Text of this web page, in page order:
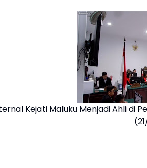
Kejati Maluku Menjadi Ahli di